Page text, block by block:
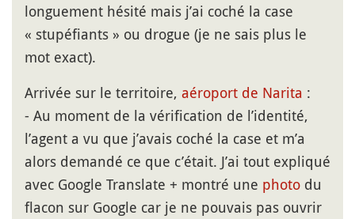
longuement hésité mais j’ai coché la case
« stupéfiants » ou drogue (je ne sais plus le
mot exact).
Arrivée sur le territoire, aéroport de Narita :
- Au moment de la vérification de l’identité,
l’agent a vu que j’avais coché la case et m’a
alors demandé ce que c’était. J’ai tout expliqué
avec Google Translate + montré une photo du
flacon sur Google car je ne pouvais pas ouvrir